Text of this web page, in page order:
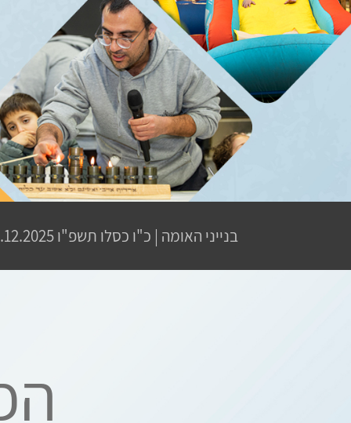
בנייני האומה | כ"ו כסלו תשפ"ו16.12.2025 | פתיחת שערים 13:45 |